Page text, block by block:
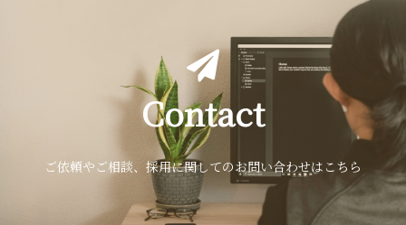
Contact
ご依頼やご相談、採用に関してのお問い合わせはこちら